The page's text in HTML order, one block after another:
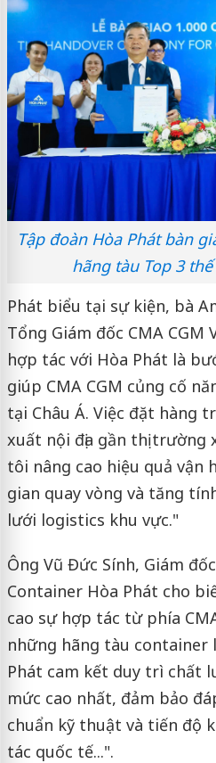
Tập đoàn Hòa Phát bàn
hãng tàu Top 3
Phát biểu tại sự kiện, bà
Tổng Giám đốc CMA CGM
hợp tác với Hòa Phát là
giúp CMA CGM củng cố
tại Châu Á. Việc đặt hàng
xuất nội địa gần thị trường
tôi nâng cao hiệu quả vận
gian quay vòng và tăng
lưới logistics khu vực."
Ông Vũ Đức Sính, Giám
Container Hòa Phát cho
cao sự hợp tác từ phía
những hãng tàu container
Phát cam kết duy trì chất
mức cao nhất, đảm bảo
chuẩn kỹ thuật và tiến độ
tác quốc tế...".